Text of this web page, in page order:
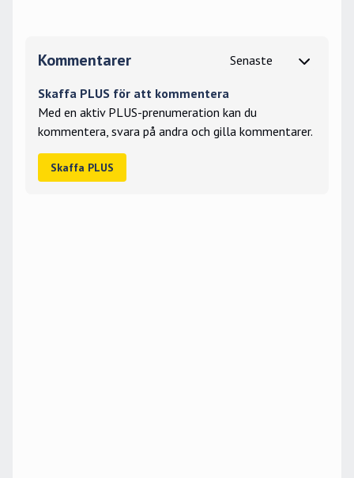
Kommentarer
Skaffa PLUS för att kommentera
Med en aktiv PLUS-prenumeration kan du
kommentera, svara på andra och gilla kommentarer.
Skaffa PLUS